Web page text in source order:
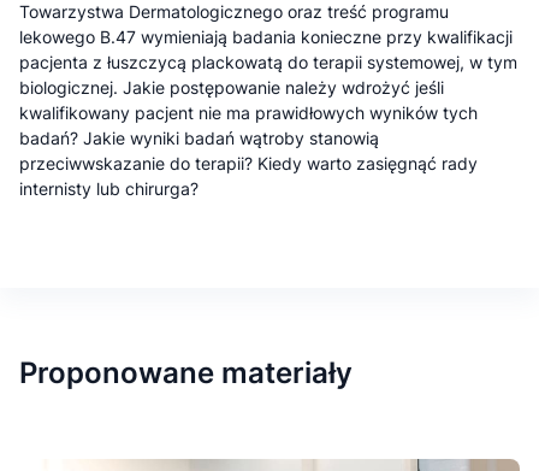
Towarzystwa Dermatologicznego oraz treść programu
lekowego B.47 wymieniają badania konieczne przy kwalifikacji
pacjenta z łuszczycą plackowatą do terapii systemowej, w tym
biologicznej. Jakie postępowanie należy wdrożyć jeśli
kwalifikowany pacjent nie ma prawidłowych wyników tych
badań? Jakie wyniki badań wątroby stanowią
przeciwwskazanie do terapii? Kiedy warto zasięgnąć rady
internisty lub chirurga?
Proponowane materiały